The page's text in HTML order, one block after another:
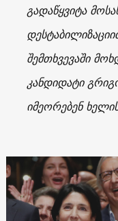
გადაწყვიტა
შემთხვევაში
კანდიდატი
იმეორებენ